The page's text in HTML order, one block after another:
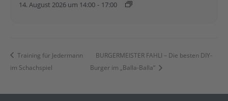
14. August 2026 um 14:00 - 17:00
Training für Jedermann
im Schachspiel
BURGERMEISTER FAHLI – Die besten DIY-
Burger im „Balla-Balla“